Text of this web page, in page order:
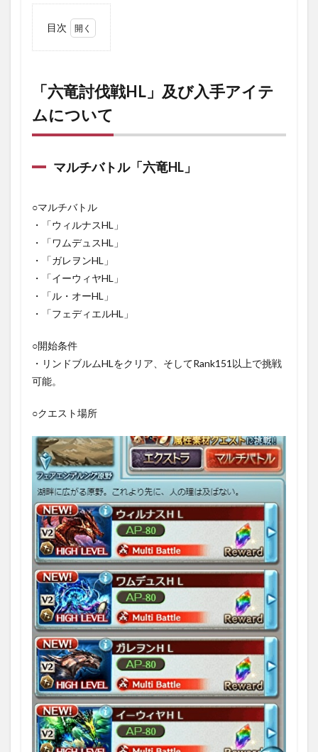
目次
伐戦
HL」
及び
入手
アイ
につ
いて
マル
チバ
「六
竜
HL」
1.2
武器
スタ
ルシ
1.3
ラ強
化
「エ
ーテ
リア
ルプ
ラ
ス」
1.4
六竜
HLの
アッ
プデ
ート
まと
め
「六竜討伐戦HL」及び入手アイテ
ムについて
マルチバトル「六竜HL」
○マルチバトル
・「ウィルナスHL」
・「ワムデュスHL」
・「ガレヲンHL」
・「イーウィヤHL」
・「ル・オーHL」
・「フェディエルHL」
○開始条件
・リンドブルムHLをクリア、そしてRank151以上で挑戦
可能。
○クエスト場所